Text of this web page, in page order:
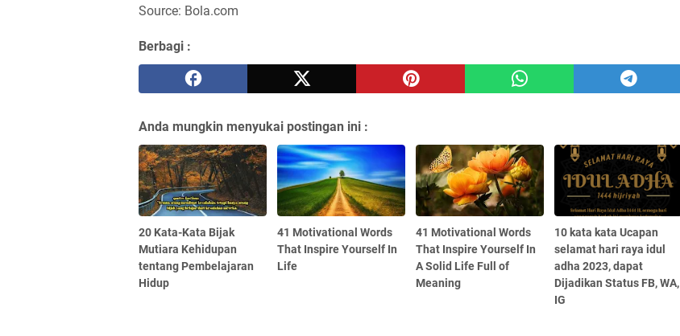
Source: Bola.com
Berbagi :
Anda mungkin menyukai postingan ini :
20 Kata-Kata Bijak
Mutiara Kehidupan
tentang Pembelajaran
Hidup
41 Motivational Words
That Inspire Yourself In
Life
41 Motivational Words
That Inspire Yourself In
A Solid Life Full of
Meaning
10 kata kata Ucapan
selamat hari raya idul
adha 2023, dapat
Dijadikan Status FB, WA,
IG